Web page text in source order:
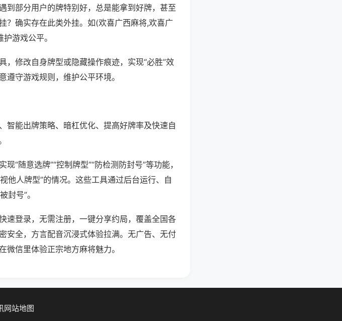
到部分用户的牌特别好，总是能拿到好牌，甚至
？确实存在此类外挂。如(欢喜广西麻将,欢喜广
游戏公平。
，修改自身牌型或隐藏操作痕迹，实现“必胜”效
守游戏规则，维护公平环境。
智能出牌策略、暗杠优化、提高好牌率及快速自
“随意选牌”“控制牌型”“防检测防封号”等功能，
他人牌型”的情况。这些工具通过后台运行、自
封号”。
速登录，无需注册，一键分享约局，覆盖全国各
安全，方言配音沉浸式体验拉满。无广告、无付
信里体验正宗地方麻将魅力。
网站地图